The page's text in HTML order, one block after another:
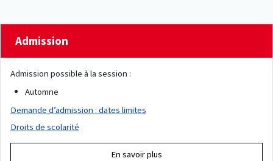
Admission
Admission possible à la session :
Automne
Demande d’admission : dates limites
Droits de scolarité
En savoir plus